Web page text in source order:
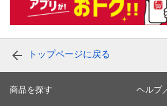
トップページに戻る
商品を探す ヘルプ